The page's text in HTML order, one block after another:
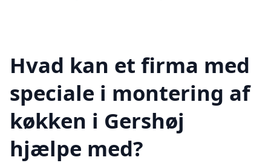
Hvad kan et firma med
speciale i montering af
køkken i Gershøj
hjælpe med?